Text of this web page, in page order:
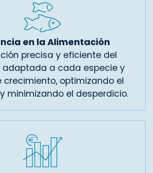
en la Alimentación
precisa y eficiente del
adaptada a cada especie y
crecimiento, optimizando el
minimizando el desperdicio.